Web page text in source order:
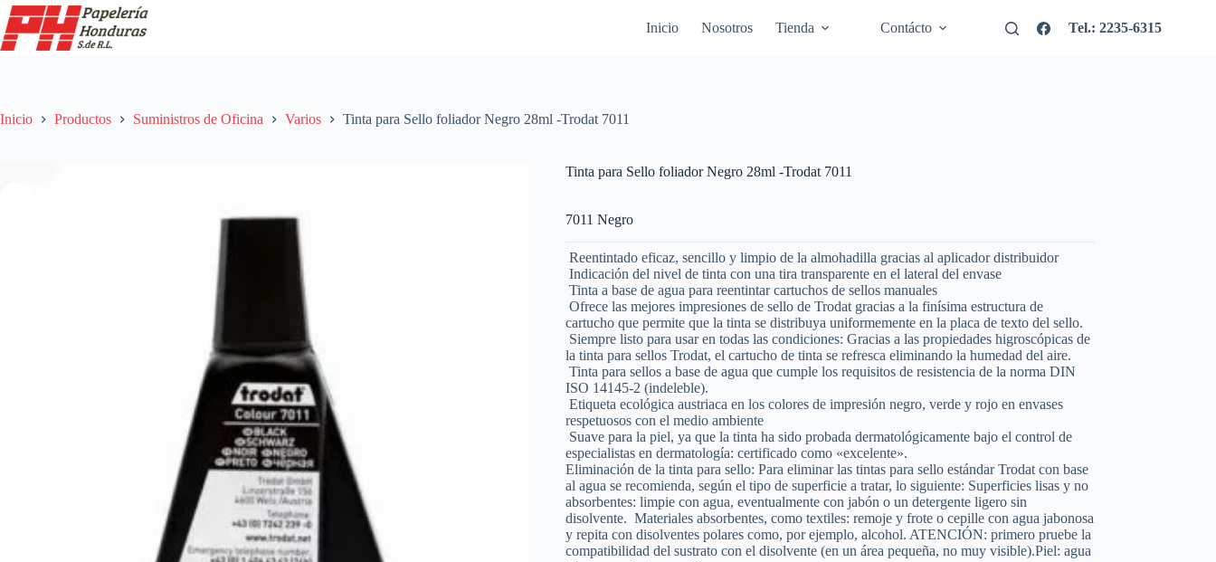
Saltar
al
contenido
Inicio Nosotros Tienda Contácto Tel.: 2235-6315
Inicio Productos Suministros de Oficina Varios Tinta para Sello foliador Negro 28ml -Trodat 7011
Tinta para Sello foliador Negro 28ml -Trodat 7011
7011 Negro
Reentintado eficaz, sencillo y limpio de la almohadilla gracias al aplicador distribuidor
Indicación del nivel de tinta con una tira transparente en el lateral del envase
Tinta a base de agua para reentintar cartuchos de sellos manuales
Ofrece las mejores impresiones de sello de Trodat gracias a la finísima estructura de
cartucho que permite que la tinta se distribuya uniformemente en la placa de texto del sello.
Siempre listo para usar en todas las condiciones: Gracias a las propiedades higroscópicas de
la tinta para sellos Trodat, el cartucho de tinta se refresca eliminando la humedad del aire.
Tinta para sellos a base de agua que cumple los requisitos de resistencia de la norma DIN
ISO 14145-2 (indeleble).
Etiqueta ecológica austriaca en los colores de impresión negro, verde y rojo en envases
respetuosos con el medio ambiente
Suave para la piel, ya que la tinta ha sido probada dermatológicamente bajo el control de
especialistas en dermatología: certificado como «excelente».
Eliminación de la tinta para sello: Para eliminar las tintas para sello estándar Trodat con base
al agua se recomienda, según el tipo de superficie a tratar, lo siguiente: Superficies lisas y no
absorbentes: limpie con agua, eventualmente con jabón o un detergente ligero sin
disolvente. Materiales absorbentes, como textiles: remoje y frote o cepille con agua jabonosa
y repita con disolventes polares como, por ejemplo, alcohol. ATENCIÓN: primero pruebe la
compatibilidad del sustrato con el disolvente (en un área pequeña, no muy visible).Piel: agua